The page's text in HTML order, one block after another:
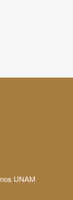
UNAM